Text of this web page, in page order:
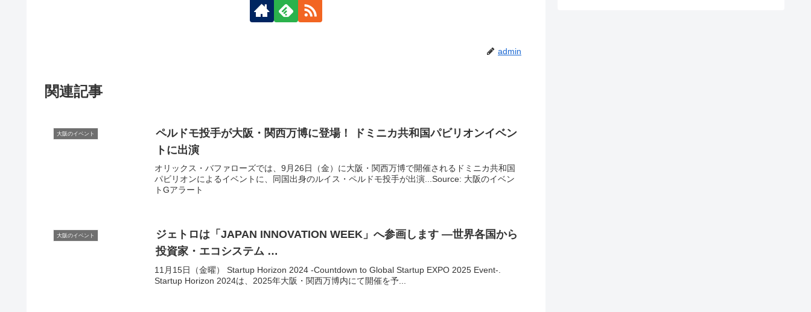
admin
関連記事
大阪のイベント ペルドモ投手が大阪 ・関西万博に登場！ ドミニカ共和国パビリオンイベン
ト に出演
オリックス・バファローズでは、9月26日（金）に大阪・関西万博で開催されるドミニカ共和国
パビリオンによるイベントに、同国出身のルイス・ペルドモ投手が出演...Source: 大阪のイベン
トGアラート
大阪のイベント
ジェトロは「JAPAN INNOVATION WEEK」へ参画します ―世界各国から
投資家・エコシステム …
11月15日（金曜） Startup Horizon 2024 -Countdown to Global Startup EXPO 2025 Event-.
Startup Horizon 2024は、2025年大阪・関西万博内にて開催を予...